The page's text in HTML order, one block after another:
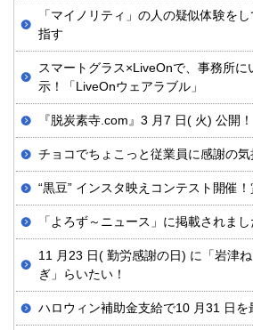
「マイノリティ」の人の疑似体験を
指す
スマートグラス×LiveOnで、事務所に
示！「LiveOnウェアラブル」
『脱炭素寺.com』3 月7 日( 火) 公開！
チョコでちょこっと従業員に感謝の気
“黒豆” インスタ映えコンテスト開催
「よろず～ニュース」に掲載されまし
11 月23 日( 勤労感謝の日) に「岩津
ぎ」らいたい！
ハロウィン補助金支給で10 月31 日を